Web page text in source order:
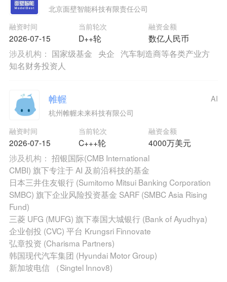
北京面壁智能科技有限责任公司
融资时间
2026-07-15
当前轮次
D++轮
融资金额
数亿人民币
涉及机构： 国家级基金 央企 汽车制造商等各类产业方
知名财务投资人
帷幄
杭州帷幄未来科技有限公司
融资时间
2026-07-15
当前轮次
C+++轮
融资金额
4000万美元
AI
涉及机构： 招银国际(CMB International
CMBI) 旗下专注于 AI 及前沿科技的基金
日本三井住友银行 (Sumitomo Mitsui Banking Corporation
SMBC) 旗下企业风险投资基金 SARF (SMBC Asia Rising
Fund)
三菱 UFG (MUFG) 旗下泰国大城银行 (Bank of Ayudhya)
企业创投 (CVC) 平台 Krungsri Finnovate
弘章投资 (Charisma Partners)
韩国现代汽车集团 (Hyundai Motor Group)
新加坡电信 （Singtel Innov8)